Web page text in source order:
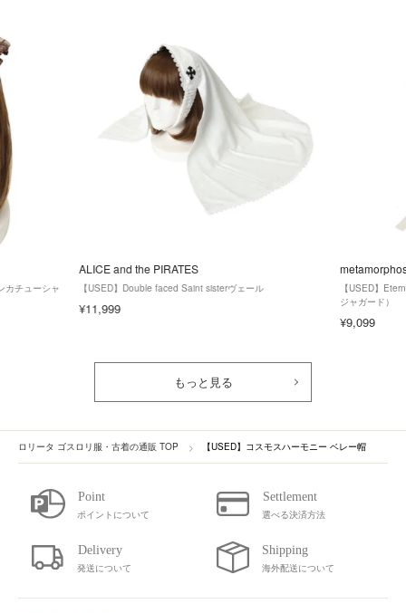
カチューシャ
ALICE and the PIRATES
【USED】Double faced Saint sisterヴェール
¥11,999
【USED】
ジャガード）
¥9,099
もっと見る
ロリータ ゴスロリ服・古着の通販 TOP 【USED】コスモスハーモニー ベレー帽
ポイントについて 選べる決済方法
発送について 海外配送について